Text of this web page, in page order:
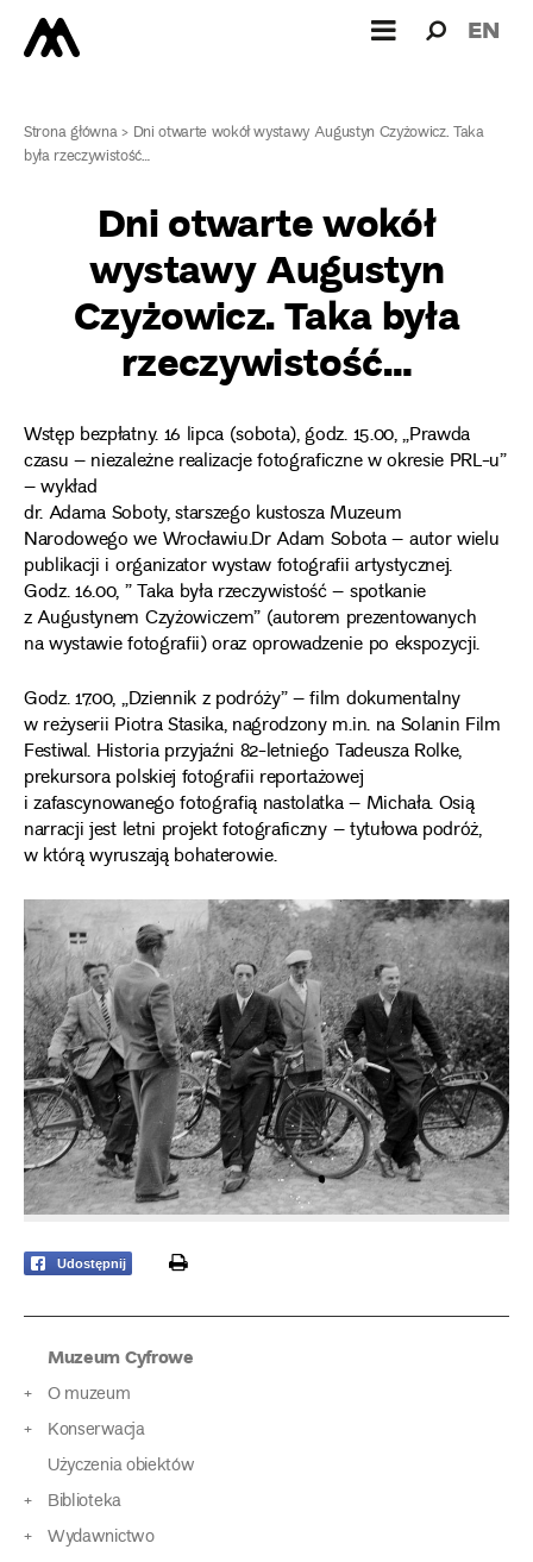
dla: EN
Strona główna> Dni otwarte wokół wystawy Augustyn Czyżowicz. Taka
była rzeczywistość…
Dni otwarte wokół
wystawy Augustyn
Czyżowicz. Taka była
rzeczywistość…
Wstęp bezpłatny. 16 lipca (sobota), godz. 15.00, „Prawda
czasu – niezależne realizacje fotograficzne w okresie PRL-u”
– wykład
dr. Adama Soboty, starszego kustosza Muzeum
Narodowego we Wrocławiu.Dr Adam Sobota – autor wielu
publikacji i organizator wystaw fotografii artystycznej.
Godz. 16.00, ” Taka była rzeczywistość – spotkanie
z Augustynem Czyżowiczem” (autorem prezentowanych
na wystawie fotografii) oraz oprowadzenie po ekspozycji.
Godz. 17.00, „Dziennik z podróży” – film dokumentalny
w reżyserii Piotra Stasika, nagrodzony m.in. na Solanin Film
Festiwal. Historia przyjaźni 82-letniego Tadeusza Rolke,
prekursora polskiej fotografii reportażowej
i zafascynowanego fotografią nastolatka – Michała. Osią
narracji jest letni projekt fotograficzny – tytułowa podróż,
w którą wyruszają bohaterowie.
Udostępnij print
Muzeum Cyfrowe
O muzeum
Konserwacja
Użyczenia obiektów
Biblioteka
Wydawnictwo